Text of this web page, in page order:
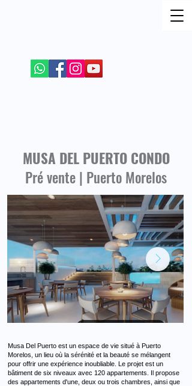
MUSA DEL PUERTO CONDO
Pré vente | Puerto Morelos
Musa Del Puerto est un espace de vie situé à Puerto
Morelos, un lieu où la sérénité et la beauté se mélangent
pour offrir une expérience inoubliable. Le projet est un
bâtiment de six niveaux avec 120 appartements. Il propose
des appartements d'une, deux ou trois chambres, ainsi que